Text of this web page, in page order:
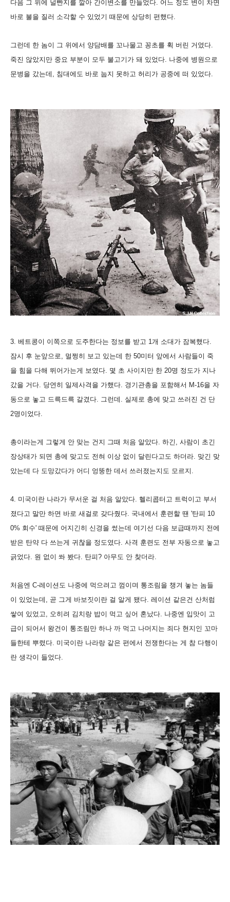
다음 그 위에 널빤지를 깔아 간이변소를 만들었다. 어느 정도 변이 차면
바로 불을 질러 소각할 수 있었기 때문에 상당히 편했다.
그런데 한 놈이 그 위에서 양담배를 꼬나물고 꽁초를 휙 버린 거였다.
죽진 않았지만 중요 부분이 모두 불고기가 돼 있었다. 나중에 병원으로
문병을 갔는데, 침대에도 바로 눕지 못하고 허리가 공중에 떠 있었다.
3. 베트콩이 이쪽으로 도주한다는 정보를 받고 1개 소대가 잠복했다.
잠시 후 눈앞으로, 멀쩡히 보고 있는데 한 50미터 앞에서 사람들이 죽
을 힘을 다해 뛰어가는게 보였다. 몇 초 사이지만 한 20명 정도가 지나
갔을 거다. 당연히 일제사격을 가했다. 경기관총을 포함해서 M-16을 자
동으로 놓고 드륵드륵 갈겼다. 그런데. 실제로 총에 맞고 쓰러진 건 단
2명이었다.
총이라는게 그렇게 안 맞는 건지 그때 처음 알았다. 하긴, 사람이 초긴
장상태가 되면 총에 맞고도 전혀 이상 없이 달린다고도 하더라. 맞긴 맞
았는데 다 도망갔다가 어디 엉뚱한 데서 쓰러졌는지도 모르지.
4. 미국이란 나라가 무서운 걸 처음 알았다. 헬리콥터고 트럭이고 부서
졌다고 말만 하면 바로 새걸로 갖다줬다. 국내에서 훈련할 땐 '탄피 10
0% 회수' 때문에 어지긴히 신경을 썼는데 여기선 다음 보급때까지 전에
받은 탄약 다 쓰는게 귀찮을 정도였다. 사격 훈련도 전부 자동으로 놓고
긁었다. 원 없이 쏴 봤다. 탄피? 아무도 안 찾더라.
처음엔 C-레이션도 나중에 먹으려고 껌이며 통조림을 챙겨 놓는 놈들
이 있었는데, 곧 그게 바보짓이란 걸 알게 됐다. 레이션 같은건 산처럼
쌓여 있었고, 오히려 김치랑 밥이 먹고 싶어 혼났다. 나중엔 입맛이 고
급이 되어서 왕건이 통조림만 하나 까 먹고 나머지는 죄다 현지인 꼬마
들한테 뿌렸다. 미국이란 나라랑 같은 편에서 전쟁한다는 게 참 다행이
란 생각이 들었다.